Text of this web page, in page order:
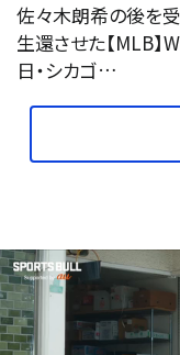
佐々木朗希の後を
生還させた【MLB】
日・シカゴ…